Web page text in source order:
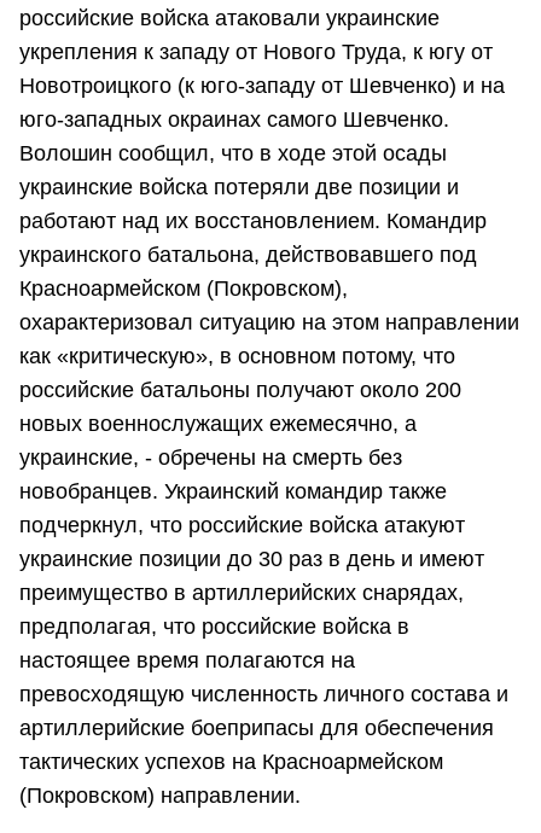
российские войска атаковали украинские
укрепления к западу от Нового Труда, к югу от
Новотроицкого (к юго-западу от Шевченко) и на
юго-западных окраинах самого Шевченко.
Волошин сообщил, что в ходе этой осады
украинские войска потеряли две позиции и
работают над их восстановлением. Командир
украинского батальона, действовавшего под
Красноармейском (Покровском),
охарактеризовал ситуацию на этом направлении
как «критическую», в основном потому, что
российские батальоны получают около 200
новых военнослужащих ежемесячно, а
украинские, - обречены на смерть без
новобранцев. Украинский командир также
подчеркнул, что российские войска атакуют
украинские позиции до 30 раз в день и имеют
преимущество в артиллерийских снарядах,
предполагая, что российские войска в
настоящее время полагаются на
превосходящую численность личного состава и
артиллерийские боеприпасы для обеспечения
тактических успехов на Красноармейском
(Покровском) направлении.